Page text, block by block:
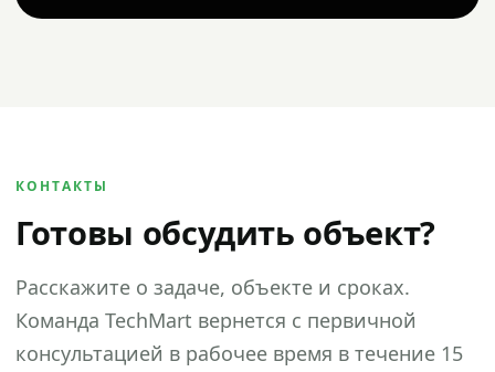
КОНТАКТЫ
Готовы обсудить объект?
Расскажите о задаче, объекте и сроках.
Команда TechMart вернется с первичной
консультацией в рабочее время в течение 15